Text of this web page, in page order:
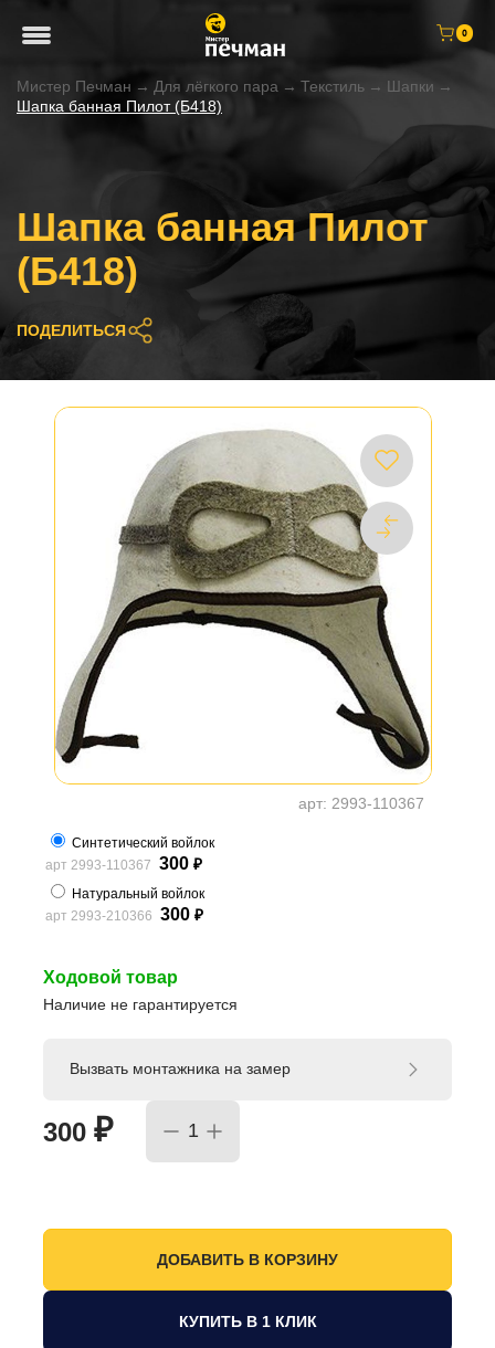
0
Мистер Печман → Для лёгкого пара → Текстиль → Шапки →
Шапка банная Пилот (Б418)
Шапка банная Пилот
(Б418)
ПОДЕЛИТЬСЯ
арт: 2993-110367
Синтетический войлок
арт 2993-110367 300 ₽
Натуральный войлок
арт 2993-210366 300 ₽
Ходовой товар
Наличие не гарантируется
300 ₽
Вызвать монтажника на замер
КУПИТЬ В 1 КЛИК